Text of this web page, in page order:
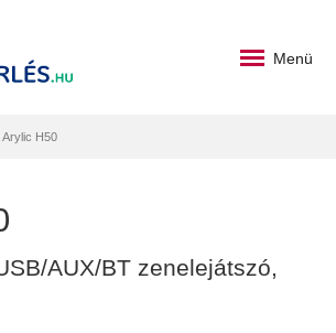
Menü
Arylic H50
AUX/BT zenelejátszó,